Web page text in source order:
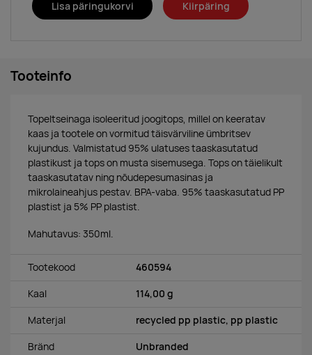
Lisa päringukorvi Kiirpäring
Tooteinfo
Topeltseinaga isoleeritud joogitops, millel on keeratav
kaas ja tootele on vormitud täisvärviline ümbritsev
kujundus. Valmistatud 95% ulatuses taaskasutatud
plastikust ja tops on musta sisemusega. Tops on täielikult
taaskasutatav ning nõudepesumasinas ja
mikrolaineahjus pestav. BPA-vaba. 95% taaskasutatud PP
plastist ja 5% PP plastist.
Mahutavus: 350ml.
Tootekood 460594
Kaal 114,00 g
Materjal recycled pp plastic, pp plastic
Bränd Unbranded